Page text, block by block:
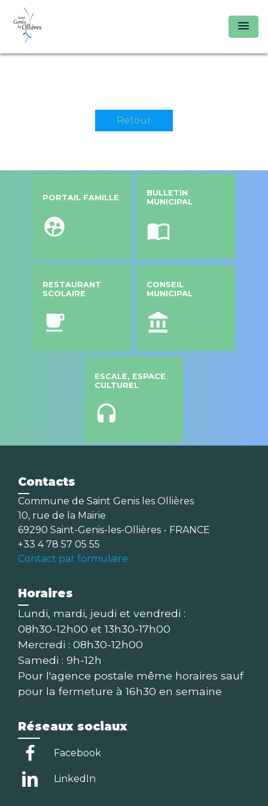
menu
Retour
PORTAIL FAMILLE
supervised_user_circle
BULLETIN
MUNICIPAL
import_contacts
RESTAURANT
SCOLAIRE
local_cafe
CONSEIL
MUNICIPAL
account_balance
ESCALE, ESPACE
CULTUREL
headset
Contacts
Commune de Saint Genis les Ollières
10, rue de la Mairie
69290 Saint-Genis-les-Ollières - FRANCE
+33 4 78 57 05 55
Contact par formulaire
Horaires
Lundi, mardi, jeudi et vendredi :
08h30-12h00 et 13h30-17h00
Mercredi : 08h30-12h00
Samedi : 9h-12h
Pour l'agence postale même horaires sauf
pour la fermeture à 16h30 en semaine
Réseaux sociaux
Facebook
LinkedIn